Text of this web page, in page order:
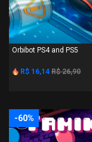
Orbibot PS4 and PS5
R$ 16,14 R$ 26,90
-60%